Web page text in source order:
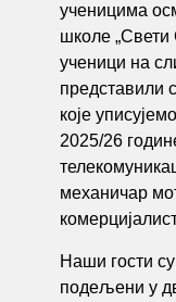
ученицима
школе
ученици на
представили
које
2025/26
механичар
Наши гости
подељени у